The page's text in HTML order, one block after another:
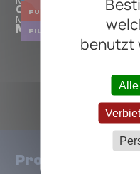
benutzt
FUZZ OCTAVER
Octavider+
FILTER
Mu-Tron
Micro-Tron IV
Produkte